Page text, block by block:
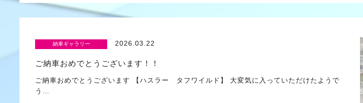
納車ギャラリー 2026.03.22
ご納車おめでとうございます！！
ご納車おめでとうございます 【ハスラー タフワイルド】 大変気に入っていただけたようで
う…